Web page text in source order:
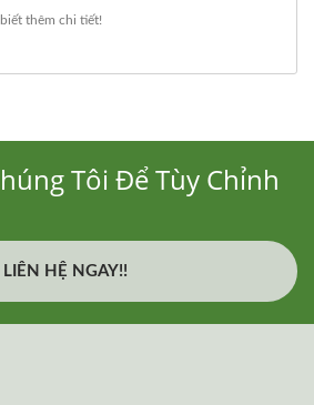
thêm chi tiết!
Tôi Để Tùy Chỉnh
LIÊN HỆ NGAY!!